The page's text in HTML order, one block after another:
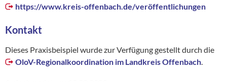
https://www.kreis-offenbach.de/veröffentlichungen
Kontakt
Dieses Praxisbeispiel wurde zur Verfügung gestellt durch die
OloV-Regionalkoordination im Landkreis Offenbach.